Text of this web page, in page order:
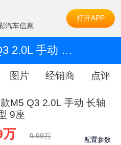
汽车信息
打开APP
2014款 M5 Q3 2.0L 手动 长轴舒适型 9座
图片 经销商 点评
M5 Q3 2.0L 手动 长轴
9座
万 9.99万 配置参数